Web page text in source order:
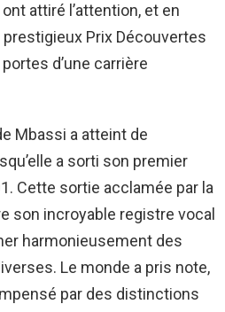
attiré l’attention, et en
Prix Découvertes
d’une carrière
Mbassi a atteint de
a sorti son premier
Cette sortie acclamée par la
son incroyable registre vocal
harmonieusement des
Le monde a pris note,
par des distinctions